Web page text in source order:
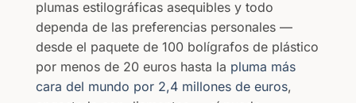
plumas estilográficas asequibles y todo
dependa de las preferencias personales —
desde el paquete de 100 bolígrafos de plástico
por menos de 20 euros hasta la pluma más
cara del mundo por 2,4 millones de euros,